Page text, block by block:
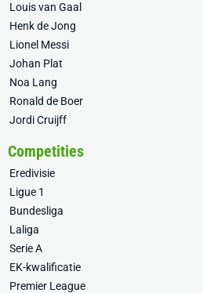
Louis van Gaal
Henk de Jong
Lionel Messi
Johan Plat
Noa Lang
Ronald de Boer
Jordi Cruijff
Competities
Eredivisie
Ligue 1
Bundesliga
Laliga
Serie A
EK-kwalificatie
Premier League